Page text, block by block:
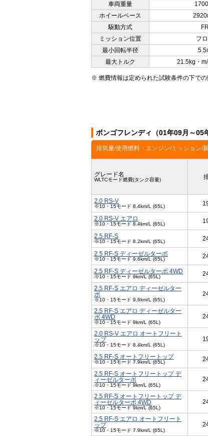
車両重量
ホイールベース
駆動方式
FR
ミッション位置
フ
最小回転半径
最大トルク
21.5kg・
※ 燃費情報は定められた試験条件の下で
ボンゴフレンディ（01年09月～05
排気量/使用燃料・エンジン/ミッション/
グレード名
WLTCモード燃費(タンク容量)
2.0 RS-V
※10・15モード 8.4km/L (65L)
2.0 RS-V エアロ
※10・15モード 8.4km/L (65L)
2.5 RF-S
※10・15モード 8.2km/L (65L)
2.5 RF-S ディーゼルターボ
※10・15モード 9.6km/L (65L)
2.5 RF-S ディーゼルターボ 4WD
※10・15モード 9km/L (65L)
2.5 RF-S エアロ ディーゼルター
ボ
※10・15モード 9.6km/L (65L)
2.5 RF-S エアロ ディーゼルター
ボ 4WD
※10・15モード 9km/L (65L)
2.0 RS-V エアロ オートフリート
ップ
※10・15モード 8.4km/L (65L)
2.5 RF-S オートフリートップ
※10・15モード 7.9km/L (65L)
2.5 RF-S オートフリートップ デ
ィーゼルターボ
※10・15モード 9km/L (65L)
2.5 RF-S オートフリートップ デ
ィーゼルターボ 4WD
※10・15モード 9km/L (65L)
2.5 RF-S エアロ オートフリート
ップ
※10・15モード 7.9km/L (65L)